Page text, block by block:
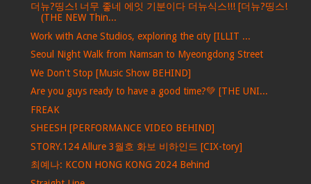
더뉴?띵스! 너무 좋네 에잇 기분이다 더뉴식스!!! [더뉴?띵스!
(THE NEW Thin...
Work with Acne Studios, exploring the city [ILLIT ...
Seoul Night Walk from Namsan to Myeongdong Street
We Don't Stop [Music Show BEHIND]
Are you guys ready to have a good time?💚 [THE UNI...
FREAK
SHEESH [PERFORMANCE VIDEO BEHIND]
STORY.124 Allure 3월호 화보 비하인드 [CIX-tory]
최예나: KCON HONG KONG 2024 Behind